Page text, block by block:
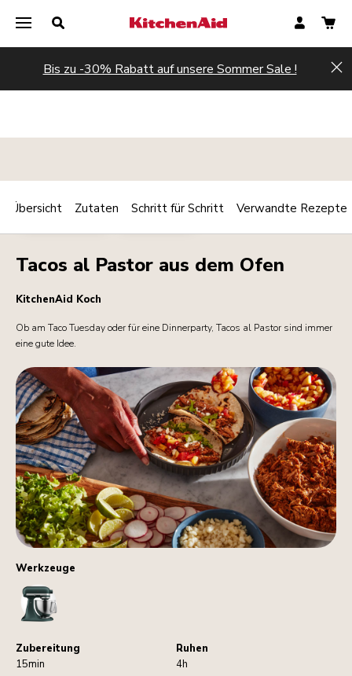
Bis zu -30% Rabatt auf unsere Sommer Sale !
Werkzeuge
StandMixer
Zubereitung
15min
Ruhen
4h
HAUPTGERICHT STREETFOOD Print
Share
Tacos al Pastor aus dem Ofen
KitchenAid Koch
Ob am Taco Tuesday oder für eine Dinnerparty, Tacos al Pastor sind immer
eine gute Idee.
Übersicht Zutaten Schritt für Schritt Verwandte Rezepte